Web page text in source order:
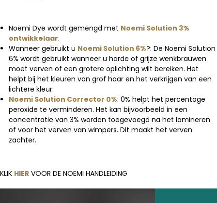
Noemi Dye wordt gemengd met Noemi Solution 3%
ontwikkelaar.
Wanneer gebruikt u Noemi Solution 6%?: De Noemi Solution
6% wordt gebruikt wanneer u harde of grijze wenkbrauwen
moet verven of een grotere oplichting wilt bereiken. Het
helpt bij het kleuren van grof haar en het verkrijgen van een
lichtere kleur.
Noemi Solution Corrector 0%: 0% helpt het percentage
peroxide te verminderen. Het kan bijvoorbeeld in een
concentratie van 3% worden toegevoegd na het lamineren
of voor het verven van wimpers. Dit maakt het verven
zachter.
KLIK HIER VOOR DE NOEMI HANDLEIDING